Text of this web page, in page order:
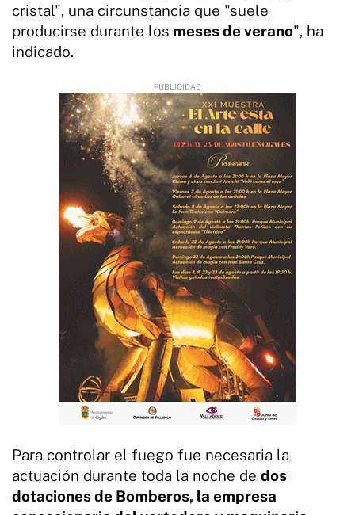
cristal", una circunstancia que "suele
producirse durante los meses de verano", ha
indicado.
Para controlar el fuego fue necesaria la
actuación durante toda la noche de dos
dotaciones de Bomberos, la empresa